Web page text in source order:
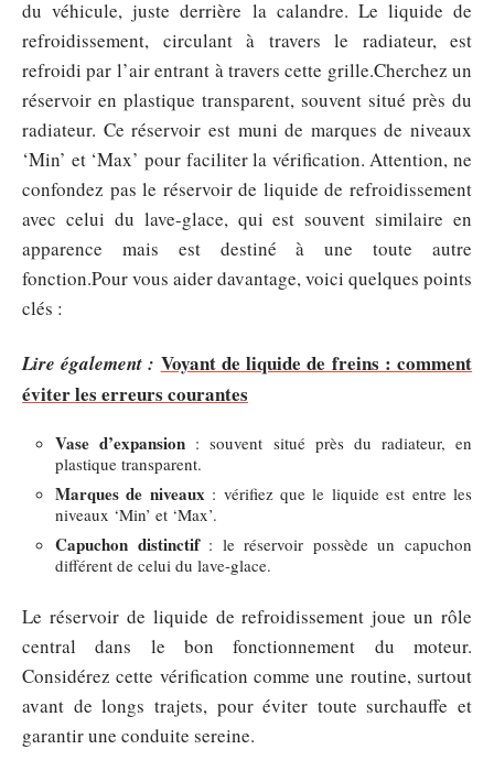
du véhicule, juste derrière la calandre. Le liquide de
refroidissement, circulant à travers le radiateur, est
refroidi par l’air entrant à travers cette grille.Cherchez un
réservoir en plastique transparent, souvent situé près du
radiateur. Ce réservoir est muni de marques de niveaux
‘Min’ et ‘Max’ pour faciliter la vérification. Attention, ne
confondez pas le réservoir de liquide de refroidissement
avec celui du lave-glace, qui est souvent similaire en
apparence mais est destiné à une toute autre
fonction.Pour vous aider davantage, voici quelques points
clés :
Lire également : Voyant de liquide de freins : comment
éviter les erreurs courantes
Vase d’expansion : souvent situé près du radiateur, en
plastique transparent.
Marques de niveaux: vérifiez que le liquide est entre les
niveaux ‘Min’ et ‘Max’.
Capuchon distinctif: le réservoir possède un capuchon
différent de celui du lave-glace.
Le réservoir de liquide de refroidissement joue un rôle
central dans le bon fonctionnement du moteur.
Considérez cette vérification comme une routine, surtout
avant de longs trajets, pour éviter toute surchauffe et
garantir une conduite sereine.